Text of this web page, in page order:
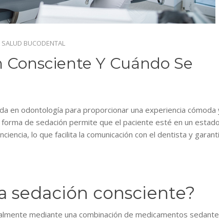
SALUD BUCODENTAL
Consciente Y Cuándo Se
en odontología para proporcionar una experiencia cómoda
de sedación permite que el paciente esté en un estado
lo que facilita la comunicación con el dentista y
sedación consciente?
mediante una combinación de medicamentos